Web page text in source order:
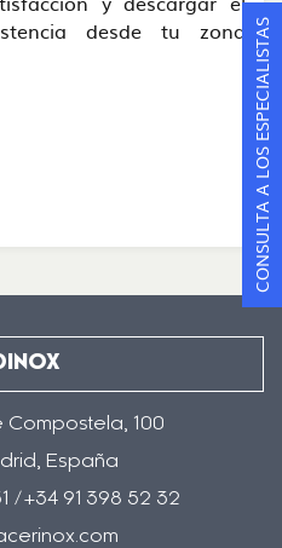
desde tu zona
100
España
/+34 91 398 52 32
CONSULTA A LOS ESPECIALISTAS